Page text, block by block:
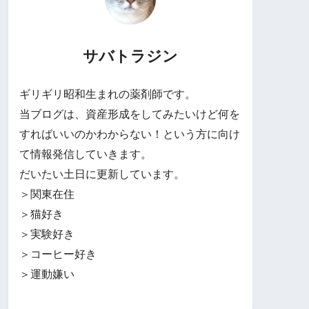
サバトラジン
ギリギリ昭和生まれの薬剤師です。
当ブログは、資産形成をしてみたいけど何を
すればいいのかわからない！という方に向け
て情報発信していきます。
だいたい土日に更新しています。
＞関東在住
＞猫好き
＞実験好き
＞コーヒー好き
＞運動嫌い